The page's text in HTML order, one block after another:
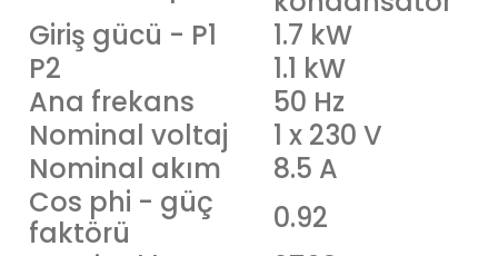
Giriş gücü - P1
1.7 kW
P2
1.1 kW
Ana frekans
50 Hz
Nominal voltaj
1 x 230 V
Nominal akım
8.5 A
Cos phi - güç
faktörü
0.92